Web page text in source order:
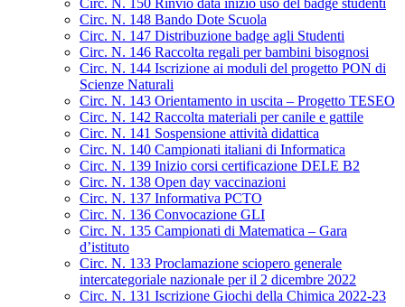
Circ. N. 150 Rinvio data inizio uso del badge studenti
Circ. N. 148 Bando Dote Scuola
Circ. N. 147 Distribuzione badge agli Studenti
Circ. N. 146 Raccolta regali per bambini bisognosi
Circ. N. 144 Iscrizione ai moduli del progetto PON di
Scienze Naturali
Circ. N. 143 Orientamento in uscita – Progetto TESEO
Circ. N. 142 Raccolta materiali per canile e gattile
Circ. N. 141 Sospensione attività didattica
Circ. N. 140 Campionati italiani di Informatica
Circ. N. 139 Inizio corsi certificazione DELE B2
Circ. N. 138 Open day vaccinazioni
Circ. N. 137 Informativa PCTO
Circ. N. 136 Convocazione GLI
Circ. N. 135 Campionati di Matematica – Gara
d’istituto
Circ. N. 133 Proclamazione sciopero generale
intercategoriale nazionale per il 2 dicembre 2022
Circ. N. 131 Iscrizione Giochi della Chimica 2022-23